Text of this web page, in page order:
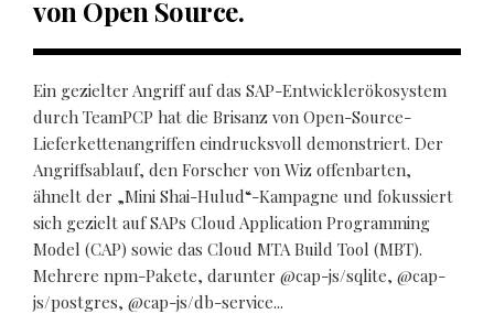
von Open Source.
Ein gezielter Angriff auf das SAP-Entwicklerökosystem
durch TeamPCP hat die Brisanz von Open-Source-
Lieferkettenangriffen eindrucksvoll demonstriert. Der
Angriffsablauf, den Forscher von Wiz offenbarten,
ähnelt der „Mini Shai-Hulud“-Kampagne und fokussiert
sich gezielt auf SAPs Cloud Application Programming
Model (CAP) sowie das Cloud MTA Build Tool (MBT).
Mehrere npm-Pakete, darunter @cap-js/sqlite, @cap-
js/postgres, @cap-js/db-service...